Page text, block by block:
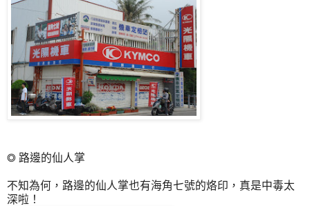
◎ 路邊的仙人掌
不知為何，路邊的仙人掌也有海角七號的烙印，真是中毒太
深啦！